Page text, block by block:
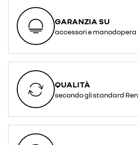
GARANZIA SU
accessori e manodopera
QUALITÀ
secondo gli standard